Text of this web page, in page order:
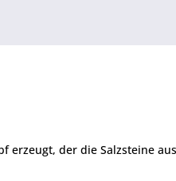
erzeugt, der die Salzsteine